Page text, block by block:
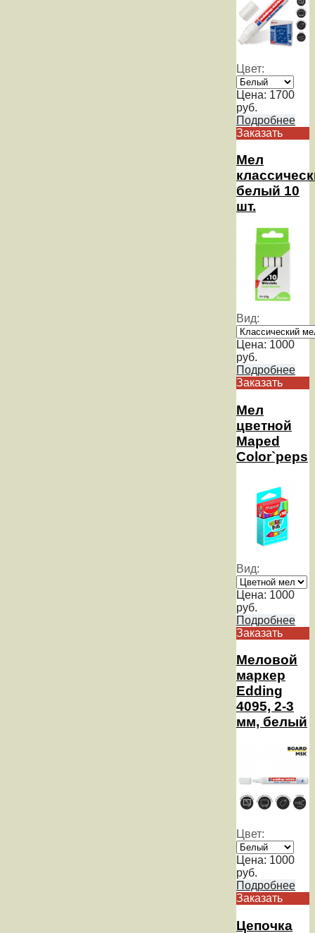
Цвет:
Цена: 1700
руб.
Подробнее
Заказать
Мел
белый 10
шт.
Вид:
Цена: 1000
руб.
Подробнее
Заказать
Мел
цветной
Maped
Color`peps
Вид:
Цена: 1000
руб.
Подробнее
Заказать
Меловой
маркер
Edding
4095, 2-3
мм, белый
Цвет:
Цена: 1000
руб.
Подробнее
Заказать
Цепочка